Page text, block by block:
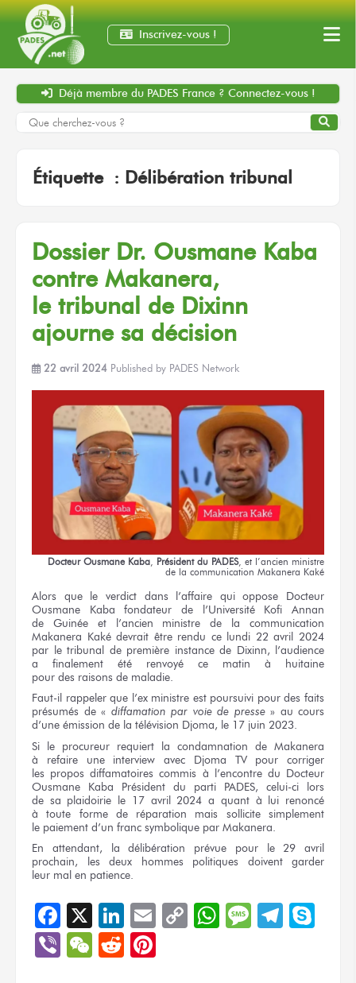
Inscrivez-vous !
Déjà membre du PADES France ? Connectez-vous !
Étiquette : Délibération tribunal
Dossier Dr. Ousmane Kaba
contre Makanera,
le tribunal de Dixinn
ajourne sa décision
22 avril 2024 Published by PADES Network
Docteur Ousmane Kaba, Président du PADES, et l’ancien ministre
de la communication Makanera Kaké
Alors que le verdict dans l’affaire qui oppose Docteur
Ousmane Kaba fondateurde l’Université
Kofi Annan
de Guinée
et l’ancien ministrede la communication
Makanera Kaké devrait être rendu ce lundi 22 avril 2024
par le tribunal de première instance de Dixinn, l’audience
a finalement été renvoyé ce matin
à huitaine
pour des raisons de maladie.
Faut-il rappelerque l’ex ministre est poursuivi pour des faits
présumés de « diffamation par voie de presse» au cours
d’une émission de la télévision Djoma, le 17 juin 2023.
Si le procureur requiert la condamnation de Makanera
à refaire
une interview avec Djoma TV pour corriger
les propos diffamatoires commis à l’encontre du Docteur
Ousmane Kaba Président du parti PADES, celui-ci lors
de sa plaidoirie le 17avril 2024a quant à lui renoncé
à toute forme de réparation mais sollicitesimplement
le paiement d’un franc symbolique par Makanera.
En attendant,
la délibération prévue pour le 29 avril
prochain,
les deux hommes politiques doivent garder
leur mal en patience.
Facebook
X LinkedIn
EmailCopyWhatsApp
Message
ViberWeChat
Reddit